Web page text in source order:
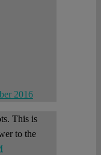
2016
This is
to the